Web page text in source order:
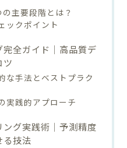
主要段階とは？
ックポイント
全ガイド｜高品質デ
ツ
な手法とベストプラク
実践的アプローチ
グ実践術｜予測精度
る技法